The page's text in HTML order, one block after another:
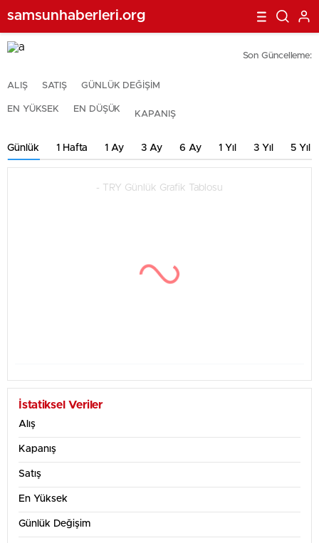
samsunhaberleri.org
Son Güncelleme:
ALIŞ SATIŞ GÜNLÜK DEĞİŞİM
EN YÜKSEK EN DÜŞÜK KAPANIŞ
Günlük 1 Hafta 1 Ay 3 Ay 6 Ay 1 Yıl 3 Yıl 5 Yıl
- TRY Günlük Grafik Tablosu
- TRY Haftalık Grafik Tablosu
İstatiksel Veriler
Alış
Kapanış
Satış
En Yüksek
Günlük Değişim